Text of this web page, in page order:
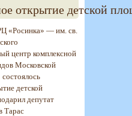
открытие детской
«Росинка» — им. св.
центр комплексной
Московской
детской
депутат
Тарас